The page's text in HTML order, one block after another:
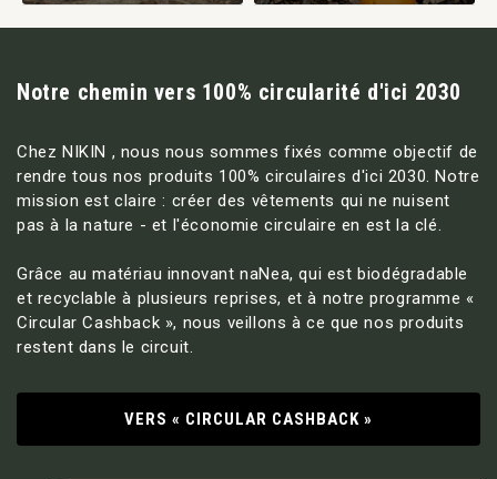
Notre chemin vers 100% circularité d'ici 2030
Chez NIKIN , nous nous sommes fixés comme objectif de
rendre tous nos produits 100% circulaires d'ici 2030. Notre
mission est claire : créer des vêtements qui ne nuisent
pas à la nature - et l'économie circulaire en est la clé.
Grâce au matériau innovant naNea, qui est biodégradable
et recyclable à plusieurs reprises, et à notre programme «
Circular Cashback », nous veillons à ce que nos produits
restent dans le circuit.
VERS « CIRCULAR CASHBACK »